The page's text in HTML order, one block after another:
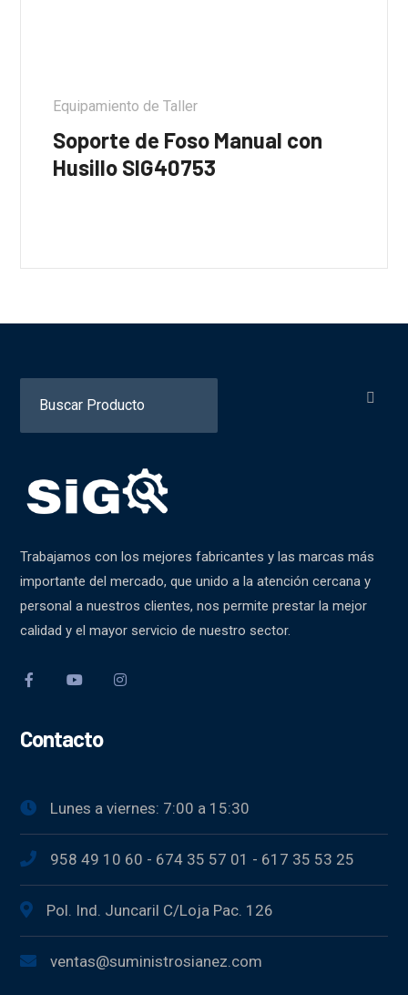
Equipamiento de Taller
Soporte de Foso Manual con
Husillo SIG40753
for:
Trabajamos con los mejores fabricantes y las marcas más
importante del mercado, que unido a la atención cercana y
personal a nuestros clientes, nos permite prestar la mejor
calidad y el mayor servicio de nuestro sector.
Contacto
Lunes a viernes: 7:00 a 15:30
958 49 10 60 - 674 35 57 01 - 617 35 53 25
Pol. Ind. Juncaril C/Loja Pac. 126
ventas@suministrosianez.com